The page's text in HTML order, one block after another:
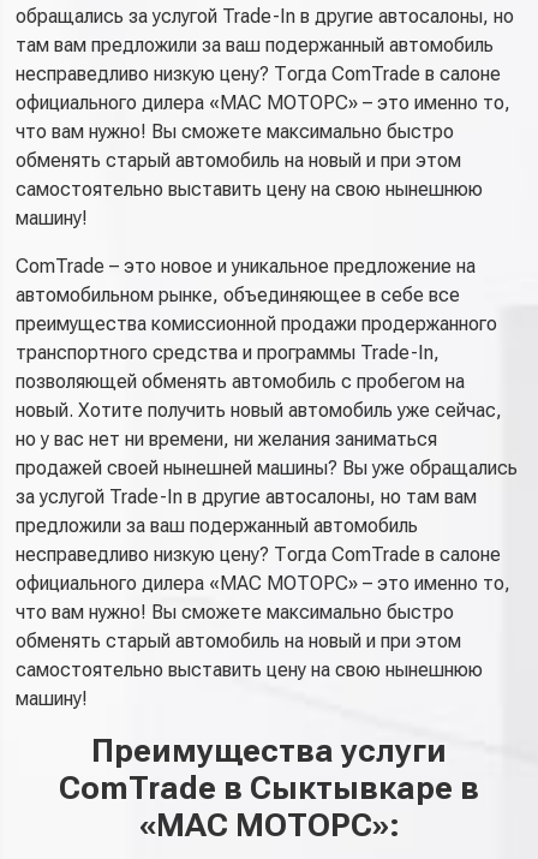
обращались за услугой Trade-In в другие автосалоны, но
там вам предложили за ваш подержанный автомобиль
несправедливо низкую цену? Тогда ComTrade в салоне
официального дилера «МАС МОТОРС» – это именно то,
что вам нужно! Вы сможете максимально быстро
обменять старый автомобиль на новый и при этом
самостоятельно выставить цену на свою нынешнюю
машину!
ComTrade – это новое и уникальное предложение на
автомобильном рынке, объединяющее в себе все
преимущества комиссионной продажи продержанного
транспортного средства и программы Trade-In,
позволяющей обменять автомобиль с пробегом на
новый. Хотите получить новый автомобиль уже сейчас,
но у вас нет ни времени, ни желания заниматься
продажей своей нынешней машины? Вы уже обращались
за услугой Trade-In в другие автосалоны, но там вам
предложили за ваш подержанный автомобиль
несправедливо низкую цену? Тогда ComTrade в салоне
официального дилера «МАС МОТОРС» – это именно то,
что вам нужно! Вы сможете максимально быстро
обменять старый автомобиль на новый и при этом
самостоятельно выставить цену на свою нынешнюю
машину!
Преимущества услуги
ComTrade в Сыктывкаре в
«МАС МОТОРС»: